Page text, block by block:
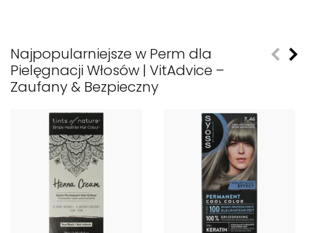
Najpopularniejsze w Perm dla
Pielęgnacji Włosów | VitAdvice –
Zaufany & Bezpieczny